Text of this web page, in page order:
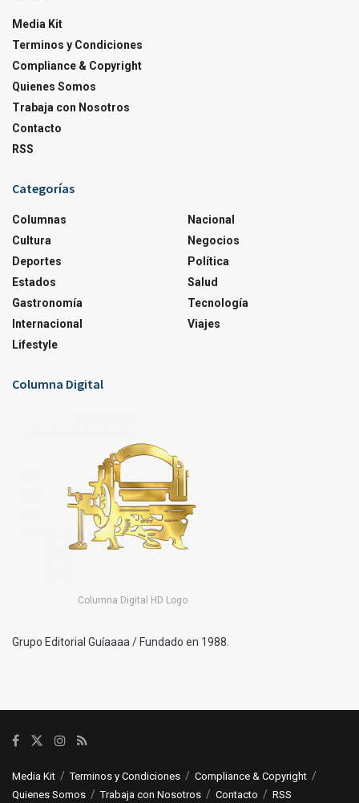
Media Kit
Terminos y Condiciones
Compliance & Copyright
Quienes Somos
Trabaja con Nosotros
Contacto
RSS
Categorías
Columnas
Cultura
Deportes
Estados
Gastronomía
Internacional
Lifestyle
Nacional
Negocios
Política
Salud
Tecnología
Viajes
Columna Digital
Columna Digital HD Logo
Grupo Editorial Guíaaaa / Fundado en 1988.
Media Kit Terminos y Condiciones
Compliance & Copyright
Quienes Somos
Trabaja con Nosotros Contacto RSS